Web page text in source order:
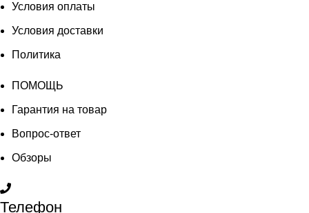
Условия оплаты
Условия доставки
Политика
ПОМОЩЬ
Гарантия на товар
Вопрос-ответ
Обзоры
Телефон